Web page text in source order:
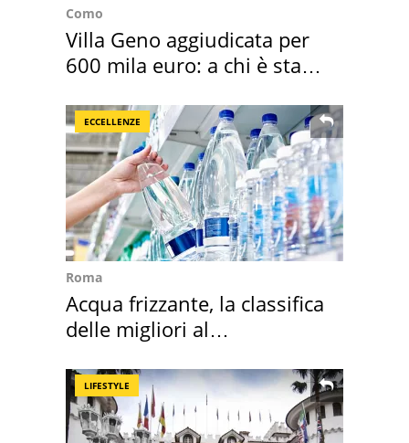
Como
Villa Geno aggiudicata per
600 mila euro: a chi è stata
ECCELLENZE
Roma
Acqua frizzante, la classifica
delle migliori al
LIFESTYLE